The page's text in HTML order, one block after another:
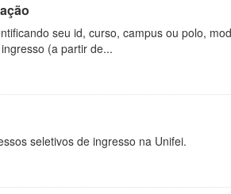
seu id, curso, campus ou polo,
(a partir de...
seletivos de ingresso na Unifei.